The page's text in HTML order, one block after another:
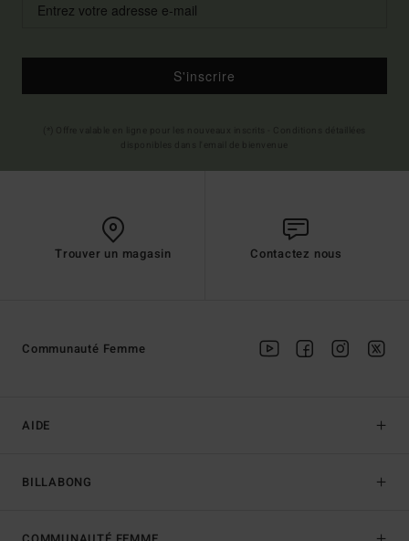
S'inscrire
Trouver un magasin Contactez nous
AIDE
BILLABONG
Communauté Femme